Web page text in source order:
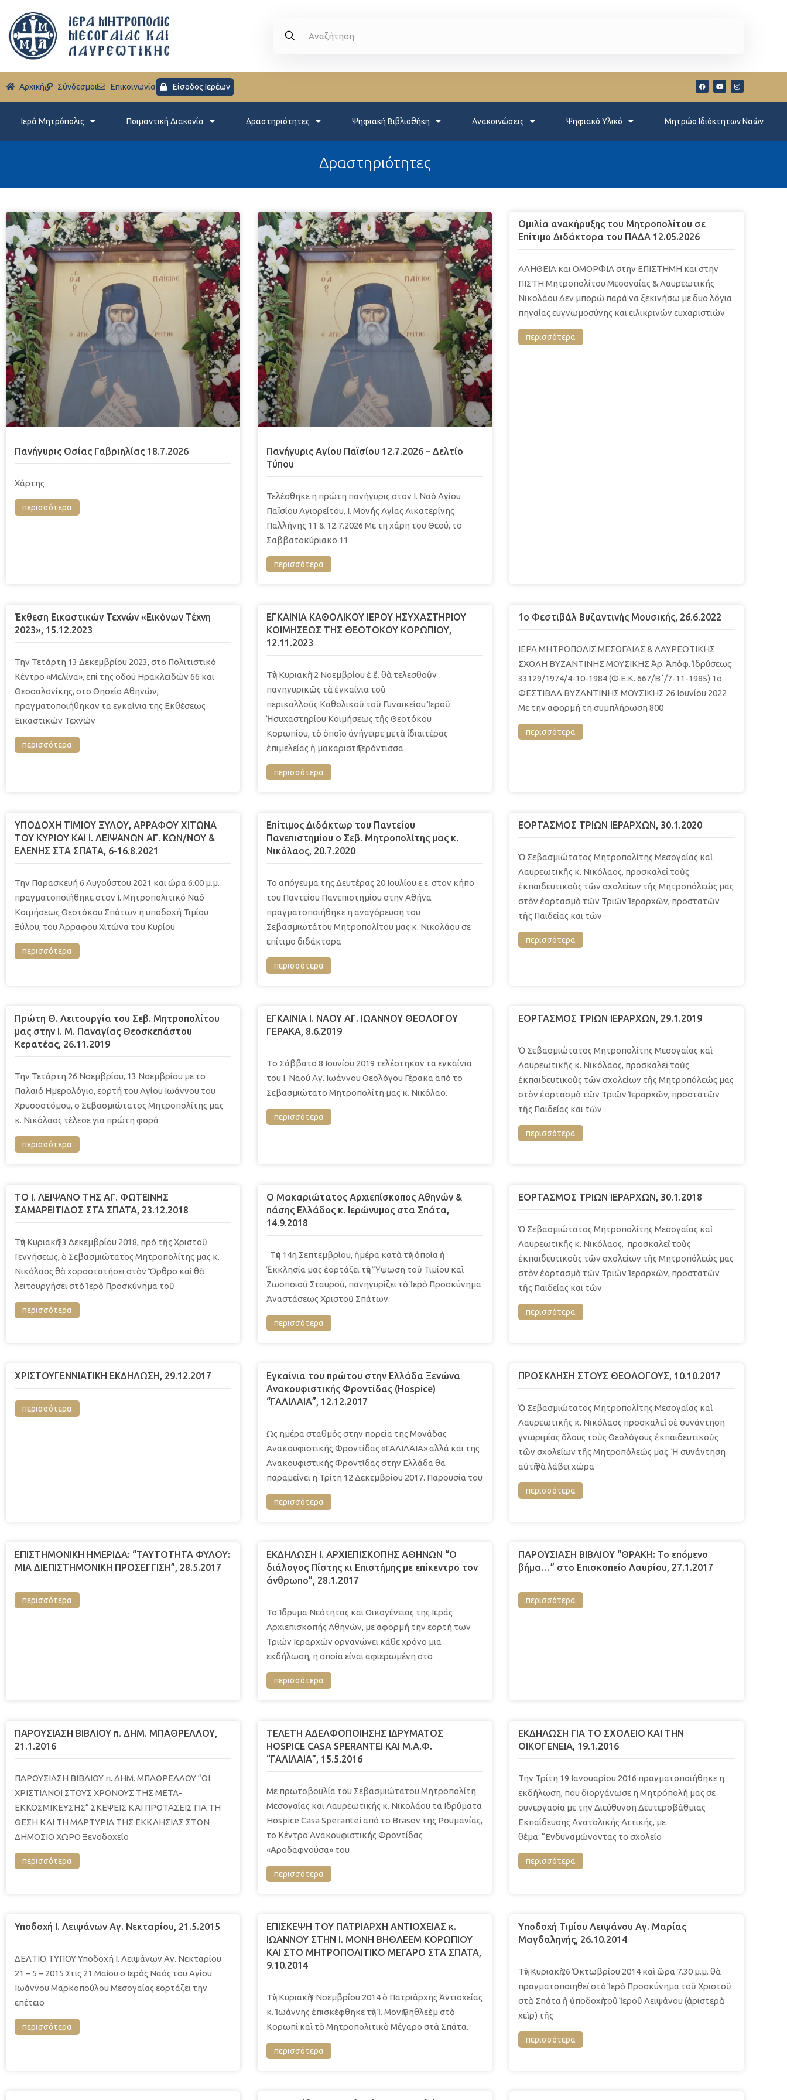
Aρχική Σύνδεσμοι Eπικοινωνία Είσοδος Ιερέων
Ιερά Μητρόπολις Ποιμαντική Διακονία Δραστηριότητες Ψηφιακή Βιβλιοθήκη Ανακοινώσεις Ψηφιακό Υλικό Μητρώο Ιδιόκτητων Ναών
Δραστηριότητες
Πανήγυρις Οσίας Γαβριηλίας 18.7.2026
Χάρτης
περισσότερα
Πανήγυρις Αγίου Παϊσίου 12.7.2026 – Δελτίο
Τύπου
Τελέσθηκε η πρώτη πανήγυρις στον Ι. Ναό Αγίου
Παϊσίου Αγιορείτου, Ι. Μονής Αγίας Αικατερίνης
Παλλήνης 11 & 12.7.2026 Με τη χάρη του Θεού, το
Σαββατοκύριακο 11
περισσότερα
Ομιλία ανακήρυξης του Μητροπολίτου σε
Επίτιμο Διδάκτορα του ΠΑΔΑ 12.05.2026
ΑΛΗΘΕΙΑ και ΟΜΟΡΦΙΑ στην ΕΠΙΣΤΗΜΗ και στην
ΠΙΣΤΗ Μητροπολίτου Μεσογαίας & Λαυρεωτικής
Νικολάου Δεν μπορώ παρά να ξεκινήσω με δυο λόγια
πηγαίας ευγνωμοσύ­νης και ειλικρινών ευχαριστιών
περισσότερα
Έκθεση Εικαστικών Τεχνών «Εικόνων Τέχνη
2023», 15.12.2023
Την Τετάρτη 13 Δεκεμβρίου 2023, στο Πολιτιστικό
Κέντρο «Μελίνα», επί της οδού Ηρακλειδών 66 και
Θεσσαλονίκης, στο Θησείο Αθηνών,
πραγματοποιήθηκαν τα εγκαίνια της Εκθέσεως
Εικαστικών Τεχνών
περισσότερα
ΕΓΚΑΙΝΙΑ ΚΑΘΟΛΙΚΟΥ ΙΕΡΟΥ ΗΣΥΧΑΣΤΗΡΙΟΥ
ΚΟΙΜΗΣΕΩΣ ΤΗΣ ΘΕΟΤΟΚΟΥ ΚΟΡΩΠΙΟΥ,
12.11.2023
Τὴν Κυριακὴ 12 Νοεμβρίου ἐ.ἔ. θὰ τελεσθοῦν
πανηγυρικῶς τὰ ἐγκαίνια τοῦ
περικαλλοῦς Καθολικοῦ τοῦ Γυναικείου Ἱεροῦ
Ἡσυχαστηρίου Κοιμήσεως τῆς Θεοτόκου
Κορωπίου, τὸ ὁποῖο ἀνήγειρε μετὰ ἰδιαιτέρας
ἐπιμελείας ἡ μακαριστὴ Γερόντισσα
περισσότερα
1o Φεστιβάλ Βυζαντινής Μουσικής, 26.6.2022
ΙΕΡΑ ΜΗΤΡΟΠΟΛΙΣ ΜΕΣΟΓΑΙΑΣ & ΛΑΥΡΕΩΤΙΚΗΣ
ΣΧΟΛΗ ΒΥΖΑΝΤΙΝΗΣ ΜΟΥΣΙΚΗΣ Ἀρ. Ἀπόφ. Ἱδρύσεως
33129/1974/4-10-1984 (Φ.Ε.Κ. 667/Β´/7-11-1985) 1o
ΦΕΣΤΙΒΑΛ ΒΥΖΑΝΤΙΝΗΣ ΜΟΥΣΙΚΗΣ 26 Ιουνίου 2022
Με την αφορμή τη συμπλήρωση 800
περισσότερα
ΥΠΟΔΟΧΗ ΤΙΜΙΟΥ ΞΥΛΟΥ, ΑΡΡΑΦΟΥ ΧΙΤΩΝΑ
ΤΟΥ ΚΥΡΙΟΥ ΚΑΙ Ι. ΛΕΙΨΑΝΩΝ ΑΓ. ΚΩΝ/ΝΟΥ &
ΕΛΕΝΗΣ ΣΤΑ ΣΠΑΤΑ, 6-16.8.2021
Την Παρασκευή 6 Αυγούστου 2021 και ώρα 6.00 μ.μ.
πραγματοποιήθηκε στον Ι. Μητροπολιτικό Ναό
Κοιμήσεως Θεοτόκου Σπάτων η υποδοχή Τιμίου
Ξύλου, του Άρραφου Χιτώνα του Κυρίου
περισσότερα
Επίτιμος Διδάκτωρ του Παντείου
Πανεπιστημίου ο Σεβ. Μητροπολίτης μας κ.
Νικόλαος, 20.7.2020
Το απόγευμα της Δευτέρας 20 Ιουλίου ε.ε. στον κήπο
του Παντείου Πανεπιστημίου στην Αθήνα
πραγματοποιήθηκε η αναγόρευση του
Σεβασμιωτάτου Μητροπολίτου μας κ. Νικολάου σε
επίτιμο διδάκτορα
περισσότερα
ΕΟΡΤΑΣΜΟΣ ΤΡΙΩΝ ΙΕΡΑΡΧΩΝ, 30.1.2020
Ὁ Σεβασμιώτατος Μητροπολίτης Μεσογαίας καὶ
Λαυρεωτικῆς κ. Νικόλαος, προσκαλεῖ τοὺς
ἐκπαιδευτικοὺς τῶν σχολείων τῆς Μητροπόλεώς μας
στὸν ἑορτασμὸ τῶν Τριῶν Ἱεραρχῶν, προστατῶν
τῆς Παιδείας και τῶν
περισσότερα
Πρώτη Θ. Λειτουργία του Σεβ. Μητροπολίτου
μας στην Ι. Μ. Παναγίας Θεοσκεπάστου
Κερατέας, 26.11.2019
Την Τετάρτη 26 Νοεμβρίου, 13 Νοεμβρίου με το
Παλαιό Ημερολόγιο, εορτή του Αγίου Ιωάννου του
Χρυσοστόμου, ο Σεβασμιώτατος Μητροπολίτης μας
κ. Νικόλαος τέλεσε για πρώτη φορά
περισσότερα
EΓΚΑΙΝΙΑ Ι. ΝΑΟΥ ΑΓ. ΙΩΑΝΝΟΥ ΘΕΟΛΟΓΟΥ
ΓΕΡΑΚΑ, 8.6.2019
Τo Σάββατο 8 Ιουνίου 2019 τελέστηκαν τα εγκαίνια
του Ι. Ναού Αγ. Ιωάννου Θεολόγου Γέρακα από το
Σεβασμιώτατο Μητροπολίτη μας κ. Νικόλαο.
περισσότερα
ΕΟΡΤΑΣΜΟΣ ΤΡΙΩΝ ΙΕΡΑΡΧΩΝ, 29.1.2019
Ὁ Σεβασμιώτατος Μητροπολίτης Μεσογαίας καὶ
Λαυρεωτικῆς κ. Νικόλαος, προσκαλεῖ τοὺς
ἐκπαιδευτικοὺς τῶν σχολείων τῆς Μητροπόλεώς μας
στὸν ἑορτασμὸ τῶν Τριῶν Ἱεραρχῶν, προστατῶν
τῆς Παιδείας και τῶν
περισσότερα
ΤΟ Ι. ΛΕΙΨΑΝΟ ΤΗΣ ΑΓ. ΦΩΤΕΙΝΗΣ
ΣΑΜΑΡΕΙΤΙΔΟΣ ΣΤΑ ΣΠΑΤΑ, 23.12.2018
Τὴν Κυριακὴ 23 Δεκεμβρίου 2018, πρὸ τῆς Χριστοῦ
Γεννήσεως, ὁ Σεβασμιώτατος Μητροπολίτης μας κ.
Νικόλαος θὰ χοροστατήσει στὸν Ὄρθρο καὶ θὰ
λειτουργήσει στὸ Ἱερὸ Προσκύνημα τοῦ
περισσότερα
Ο Μακαριώτατος Αρχιεπίσκοπος Αθηνών &
πάσης Ελλάδος κ. Ιερώνυμος στα Σπάτα,
14.9.2018
Τὴν 14η Σεπτεμβρίου, ἡμέρα κατὰ τὴν ὁποία ἡ
Ἐκκλησία μας ἑορτάζει τὴν Ὕψωση τοῦ Τιμίου καὶ
Ζωοποιοῦ Σταυροῦ, πανηγυρίζει τὸ Ἱερὸ Προσκύνημα
Ἀναστάσεως Χριστοῦ Σπάτων.
περισσότερα
ΕΟΡΤΑΣΜΟΣ ΤΡΙΩΝ ΙΕΡΑΡΧΩΝ, 30.1.2018
Ὁ Σεβασμιώτατος Μητροπολίτης Μεσογαίας καὶ
Λαυρεωτικῆς κ. Νικόλαος, προσκαλεῖ τοὺς
ἐκπαιδευτικοὺς τῶν σχολείων τῆς Μητροπόλεώς μας
στὸν ἑορτασμὸ τῶν Τριῶν Ἱεραρχῶν, προστατῶν
τῆς Παιδείας και τῶν
περισσότερα
ΧΡΙΣΤΟΥΓΕΝΝΙΑΤΙΚΗ ΕΚΔΗΛΩΣΗ, 29.12.2017
περισσότερα
Εγκαίνια του πρώτου στην Ελλάδα Ξενώνα
Ανακουφιστικής Φροντίδας (Hospice)
“ΓΑΛΙΛΑΙΑ”, 12.12.2017
Ως ημέρα σταθμός στην πορεία της Μονάδας
Ανακουφιστικής Φροντίδας «ΓΑΛΙΛΑΙΑ» αλλά και της
Ανακουφιστικής Φροντίδας στην Ελλάδα θα
παραμείνει η Τρίτη 12 Δεκεμβρίου 2017. Παρουσία του
περισσότερα
ΠΡΟΣΚΛΗΣΗ ΣΤΟΥΣ ΘΕΟΛΟΓΟΥΣ, 10.10.2017
Ὁ Σεβασμιώτατος Μητροπολίτης Μεσογαίας καὶ
Λαυρεωτικῆς κ. Νικόλαος προσκαλεῖ σὲ συνάντηση
γνωριμίας ὅλους τοὺς Θεολόγους ἐκπαιδευτικοὺς
τῶν σχολείων τῆς Μητροπόλεώς μας. Ἡ συνάντηση
αὐτὴ θὰ λάβει χώρα
περισσότερα
ΕΠΙΣΤΗΜΟΝΙΚΗ HMEΡΙΔΑ: “ΤΑΥΤΟΤΗΤΑ ΦΥΛΟΥ:
ΜΙΑ ΔΙΕΠΙΣΤΗΜΟΝΙΚΗ ΠΡΟΣΕΓΓΙΣΗ”, 28.5.2017
περισσότερα
ΕΚΔΗΛΩΣΗ Ι. ΑΡΧΙΕΠΙΣΚΟΠΗΣ ΑΘΗΝΩΝ “Ο
διάλογος Πίστης κι Επιστήμης με επίκεντρο τον
άνθρωπο”, 28.1.2017
Το Ίδρυμα Νεότητας και Οικογένειας της Ιεράς
Αρχιεπισκοπής Αθηνών, με αφορμή την εορτή των
Τριών Ιεραρχών οργανώνει κάθε χρόνο μια
εκδήλωση, η οποία είναι αφιερωμένη στο
περισσότερα
ΠΑΡΟΥΣΙΑΣΗ ΒΙΒΛΙΟΥ “ΘΡΑΚΗ: Το επόμενο
βήμα…” στο Επισκοπείο Λαυρίου, 27.1.2017
περισσότερα
ΠΑΡΟΥΣΙΑΣΗ ΒΙΒΛΙΟΥ π. ΔΗΜ. ΜΠΑΘΡΕΛΛΟΥ,
21.1.2016
ΠΑΡΟΥΣΙΑΣΗ ΒΙΒΛΙΟΥ π. ΔΗΜ. ΜΠΑΘΡΕΛΛΟΥ “ΟΙ
ΧΡΙΣΤΙΑΝΟΙ ΣΤΟΥΣ ΧΡΟΝΟΥΣ ΤΗΣ ΜΕΤΑ-
ΕΚΚΟΣΜΙΚΕΥΣΗΣ” ΣΚΕΨΕΙΣ ΚΑΙ ΠΡΟΤΑΣΕΙΣ ΓΙΑ ΤΗ
ΘΕΣΗ ΚΑΙ ΤΗ ΜΑΡΤΥΡΙΑ ΤΗΣ ΕΚΚΛΗΣΙΑΣ ΣΤΟΝ
ΔΗΜΟΣΙΟ ΧΩΡΟ Ξενοδοχείο
περισσότερα
ΤΕΛΕΤΗ ΑΔΕΛΦΟΠΟΙΗΣΗΣ ΙΔΡΥΜΑΤΟΣ
HOSPICE CASA SPERANTEI ΚΑΙ Μ.Α.Φ.
“ΓΑΛΙΛΑΙΑ”, 15.5.2016
Με πρωτοβουλία του Σεβασμιώτατου Μητροπολίτη
Μεσογαίας και Λαυρεωτικής κ. Νικολάου τα Ιδρύματα
Hospice Casa Sperantei από το Brasov της Ρουμανίας,
το Κέντρο Ανακουφιστικής Φροντίδας
«Αροδαφνούσα» του
περισσότερα
ΕΚΔΗΛΩΣΗ ΓΙΑ ΤΟ ΣΧΟΛΕΙΟ ΚΑΙ ΤΗΝ
ΟΙΚΟΓΕΝΕΙΑ, 19.1.2016
Την Τρίτη 19 Ιανουαρίου 2016 πραγματοποιήθηκε η
εκδήλωση, που διοργάνωσε η Μητρόπολή μας σε
συνεργασία με την Διεύθυνση Δευτεροβάθμιας
Εκπαίδευσης Ανατολικής Αττικής, με
θέμα: “Ενδυναμώνοντας το σχολείο
περισσότερα
Υποδοχή Ι. Λειψάνων Αγ. Νεκταρίου, 21.5.2015
ΔΕΛΤΙΟ ΤΥΠΟΥ Υποδοχή Ι. Λειψάνων Αγ. Νεκταρίου
21 – 5 – 2015 Στις 21 Μαΐου ο Ιερός Ναός του Αγίου
Ιωάννου Μαρκοπούλου Μεσογαίας εορτάζει την
επέτειο
περισσότερα
ΕΠΙΣΚΕΨΗ ΤΟΥ ΠΑΤΡΙΑΡΧΗ ΑΝΤΙΟΧΕΙΑΣ κ.
ΙΩΑΝΝΟΥ ΣΤΗΝ Ι. ΜΟΝΗ ΒΗΘΛΕΕΜ ΚΟΡΩΠΙΟΥ
ΚΑΙ ΣΤΟ ΜΗΤΡΟΠΟΛΙΤΙΚΟ ΜΕΓΑΡΟ ΣΤΑ ΣΠΑΤΑ,
9.10.2014
Τὴν Κυριακὴ 9 Νοεμβρίου 2014 ὁ Πατριάρχης Ἀντιοχείας
κ. Ἰωάννης ἐπισκέφθηκε τὴν Ἱ. Μονὴ Βηθλεὲμ στὸ
Κορωπὶ καὶ τὸ Μητροπολιτικὸ Μέγαρο στὰ Σπάτα.
περισσότερα
Yποδοχή Τιμίου Λειψάνου Αγ. Μαρίας
Μαγδαληνής, 26.10.2014
Τὴν Κυριακὴ 26 Ὀκτωβρίου 2014 καὶ ὥρα 7.30 μ.μ. θὰ
πραγματοποιηθεῖ στὸ Ἱερὸ Προσκύνημα τοῦ Χριστοῦ
στὰ Σπάτα ἡ ὑποδοχὴ τοῦ Ἱεροῦ Λειψάνου (ἀριστερὰ
χεὶρ) τῆς
περισσότερα